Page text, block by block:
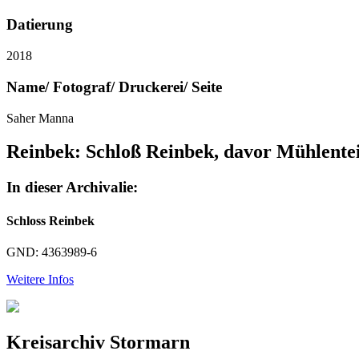
Datierung
2018
Name/ Fotograf/ Druckerei/ Seite
Saher Manna
Reinbek: Schloß Reinbek, davor
In dieser Archivalie:
Schloss Reinbek
GND: 4363989-6
Weitere Infos
Kreisarchiv Stormarn